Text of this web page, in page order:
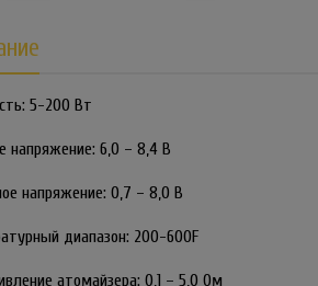
5-200 Вт
напряжение: 6,0 – 8,4 В
напряжение: 0,7 – 8,0 В
диапазон: 200-600F
атомайзера: 0,1 – 5,0 Ом